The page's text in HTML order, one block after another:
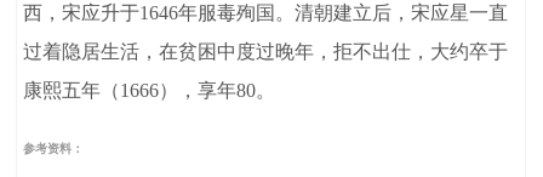
西，宋应升于1646年服毒殉国。清朝建立后，宋应星一直
过着隐居生活，在贫困中度过晚年，拒不出仕，大约卒于
康熙五年（1666），享年80。
参考资料：